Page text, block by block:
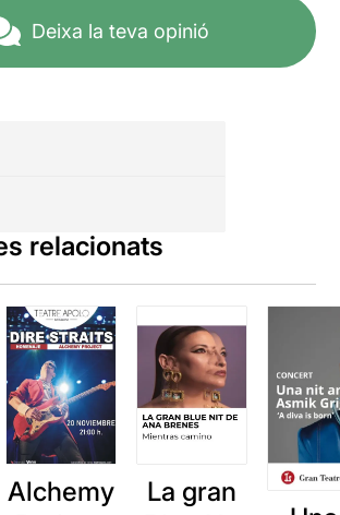
Deixa la teva opinió
relacionats
Alchemy
La gran